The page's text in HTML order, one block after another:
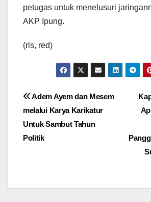
petugas untuk menelusuri
AKP Ipung.
(rls, red)
Navigasi
pos
Adem Ayem dan Mesem
melalui Karya Karikatur
Untuk Sambut Tahun
Politik